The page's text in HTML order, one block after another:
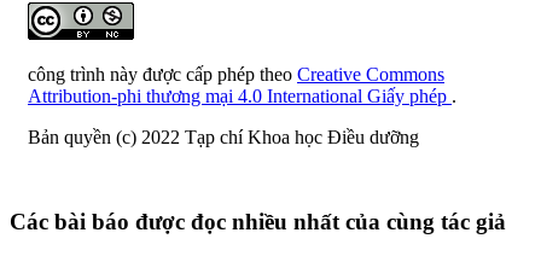
công trình này được cấp phép theo Creative Commons
Attribution-phi thương mại 4.0 International Giấy phép .
Bản quyền (c) 2022 Tạp chí Khoa học Điều dưỡng
Các bài báo được đọc nhiều nhất của cùng tác giả